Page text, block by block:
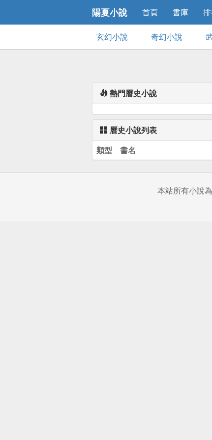
陽夏小說 首頁 書庫
玄幻小說 奇幻小說
熱門曆史小說
曆史小說列表
類型
書名
本站所有小說